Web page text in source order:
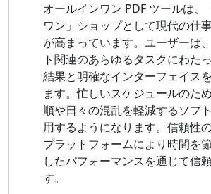
オールインワン PDF ツールは、
ワン」ショップとして現代の仕
が高まっています。ユーザーは
ト関連のあらゆるタスクにわた
結果と明確なインターフェイス
ます。忙しいスケジュールのた
順や日々の混乱を軽減するソフ
用するようになります。信頼性
プラットフォームにより時間を
したパフォーマンスを通じて信
す。